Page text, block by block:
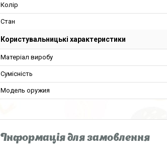
Колір
Стан
Користувальницькі характеристики
Матеріал виробу
Сумісність
Модель оружия
Інформація для замовлення